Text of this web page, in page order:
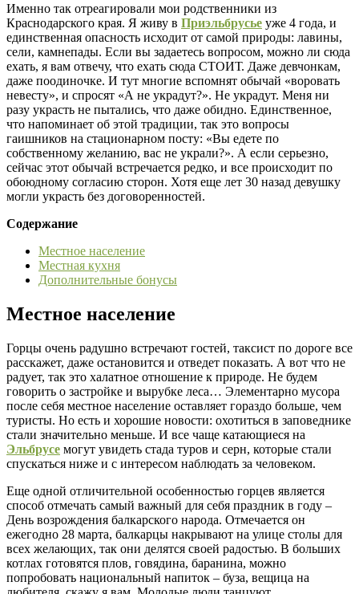
Именно так отреагировали мои родственники из
Краснодарского края. Я живу в Приэльбрусье уже 4 года, и
единственная опасность исходит от самой природы: лавины,
сели, камнепады. Если вы задаетесь вопросом, можно ли сюда
ехать, я вам отвечу, что ехать сюда СТОИТ. Даже девчонкам,
даже поодиночке. И тут многие вспомнят обычай «воровать
невесту», и спросят «А не украдут?». Не украдут. Меня ни
разу украсть не пытались, что даже обидно. Единственное,
что напоминает об этой традиции, так это вопросы
гаишников на стационарном посту: «Вы едете по
собственному желанию, вас не украли?». А если серьезно,
сейчас этот обычай встречается редко, и все происходит по
обоюдному согласию сторон. Хотя еще лет 30 назад девушку
могли украсть без договоренностей.
Содержание
Местное население
Местная кухня
Дополнительные бонусы
Местное население
Горцы очень радушно встречают гостей, таксист по дороге все
расскажет, даже остановится и отведет показать. А вот что не
радует, так это халатное отношение к природе. Не будем
говорить о застройке и вырубке леса… Элементарно мусора
после себя местное население оставляет гораздо больше, чем
туристы. Но есть и хорошие новости: охотиться в заповеднике
стали значительно меньше. И все чаще катающиеся на
Эльбрусе могут увидеть стада туров и серн, которые стали
спускаться ниже и с интересом наблюдать за человеком.
Еще одной отличительной особенностью горцев является
способ отмечать самый важный для себя праздник в году –
День возрождения балкарского народа. Отмечается он
ежегодно 28 марта, балкарцы накрывают на улице столы для
всех желающих, так они делятся своей радостью. В больших
котлах готовятся плов, говядина, баранина, можно
попробовать национальный напиток – буза, вещица на